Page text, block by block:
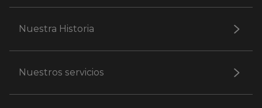
Nuestra Historia
Nuestros servicios